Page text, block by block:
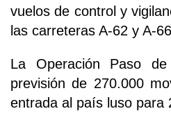
vuelos de control y
las carreteras A-62 y A-
La Operación Paso
previsión de 270.000
entrada al país luso para